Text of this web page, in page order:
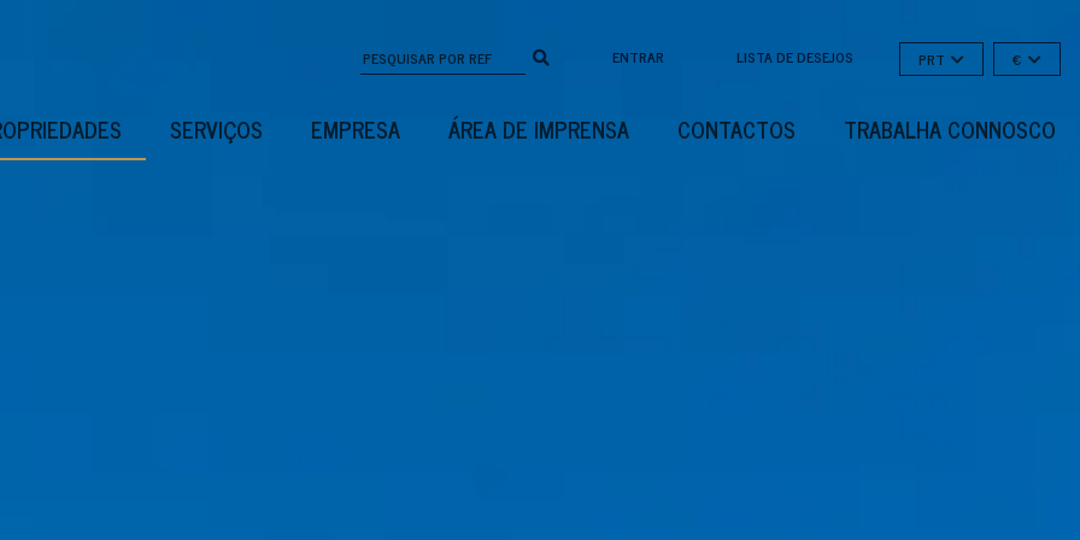
ENTRAR LISTA DE DESEJOS PRT €
SERVIÇOS EMPRESA ÁREA DE IMPRENSA CONTACTOS TRABALHA CONNOSCO